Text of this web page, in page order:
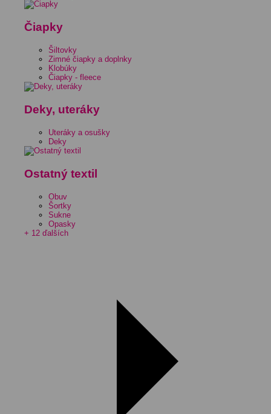
Čiapky
Šiltovky
Zimné čiapky a doplnky
Klobúky
Čiapky - fleece
Deky, uteráky
Uteráky a osušky
Deky
Ostatný textil
Obuv
Šortky
Sukne
Opasky
+ 12 ďalších